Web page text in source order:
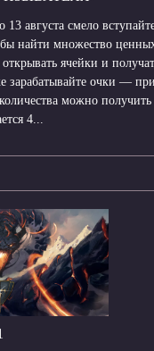
августа смело
найти множество
ячейки и
зарабатывайте очки —
можно
4...